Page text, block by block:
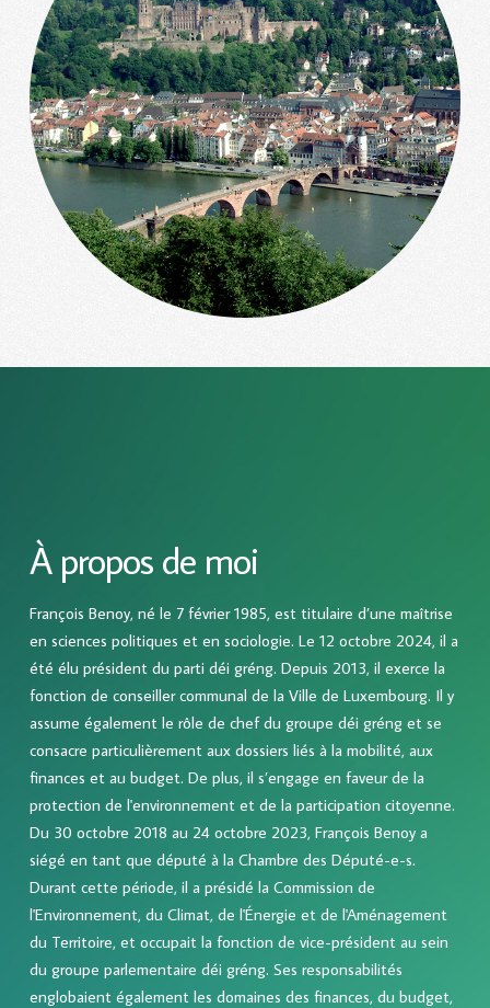
À propos de moi
François Benoy, né le 7 février 1985, est titulaire d’une maîtrise
en sciences politiques et en sociologie. Le 12 octobre 2024, il a
été élu président du parti déi gréng. Depuis 2013, il exerce la
fonction de conseiller communal de la Ville de Luxembourg. Il y
assume également le rôle de chef du groupe déi gréng et se
consacre particulièrement aux dossiers liés à la mobilité, aux
finances et au budget. De plus, il s’engage en faveur de la
protection de l'environnement et de la participation citoyenne.
Du 30 octobre 2018 au 24 octobre 2023, François Benoy a
siégé en tant que député à la Chambre des Député-e-s.
Durant cette période, il a présidé la Commission de
l'Environnement, du Climat, de l'Énergie et de l'Aménagement
du Territoire, et occupait la fonction de vice-président au sein
du groupe parlementaire déi gréng. Ses responsabilités
englobaient également les domaines des finances, du budget,